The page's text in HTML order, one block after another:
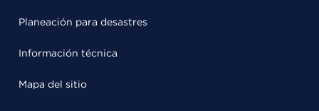
Planeación para desastres
Información técnica
Mapa del sitio